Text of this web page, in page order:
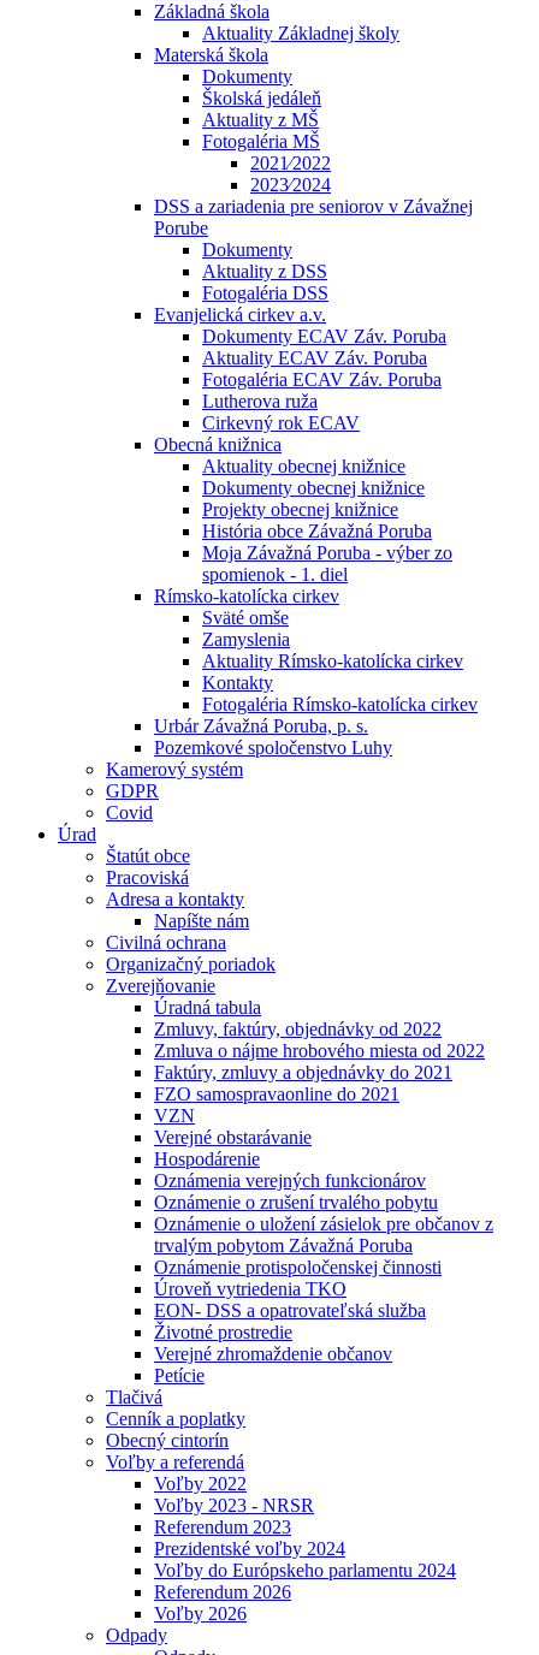
Základná škola
Aktuality Základnej školy
Materská škola
Dokumenty
Školská jedáleň
Aktuality z MŠ
Fotogaléria MŠ
2021⁄2022
2023⁄2024
DSS a zariadenia pre seniorov v Závažnej
Porube
Dokumenty
Aktuality z DSS
Fotogaléria DSS
Evanjelická cirkev a.v.
Dokumenty ECAV Záv. Poruba
Aktuality ECAV Záv. Poruba
Fotogaléria ECAV Záv. Poruba
Lutherova ruža
Cirkevný rok ECAV
Obecná knižnica
Aktuality obecnej knižnice
Dokumenty obecnej knižnice
Projekty obecnej knižnice
História obce Závažná Poruba
Moja Závažná Poruba - výber zo
spomienok - 1. diel
Rímsko-katolícka cirkev
Sväté omše
Zamyslenia
Aktuality Rímsko-katolícka cirkev
Kontakty
Fotogaléria Rímsko-katolícka cirkev
Urbár Závažná Poruba, p. s.
Pozemkové spoločenstvo Luhy
Kamerový systém
GDPR
Covid
Úrad
Štatút obce
Pracoviská
Adresa a kontakty
Napíšte nám
Civilná ochrana
Organizačný poriadok
Zverejňovanie
Úradná tabula
Zmluvy, faktúry, objednávky od 2022
Zmluva o nájme hrobového miesta od 2022
Faktúry, zmluvy a objednávky do 2021
FZO samospravaonline do 2021
VZN
Verejné obstarávanie
Hospodárenie
Oznámenia verejných funkcionárov
Oznámenie o zrušení trvalého pobytu
Oznámenie o uložení zásielok pre občanov z
trvalým pobytom Závažná Poruba
Oznámenie protispoločenskej činnosti
Úroveň vytriedenia TKO
EON- DSS a opatrovateľská služba
Životné prostredie
Verejné zhromaždenie občanov
Petície
Tlačivá
Cenník a poplatky
Obecný cintorín
Voľby a referendá
Voľby 2022
Voľby 2023 - NRSR
Referendum 2023
Prezidentské voľby 2024
Voľby do Európskeho parlamentu 2024
Referendum 2026
Voľby 2026
Odpady